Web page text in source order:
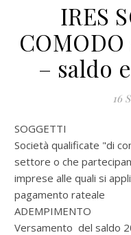
IRES
– saldo
16
SOGGETTI
Società qualificate "di
settore o che
imprese alle quali si
pagamento rateale
ADEMPIMENTO
Versamento del saldo